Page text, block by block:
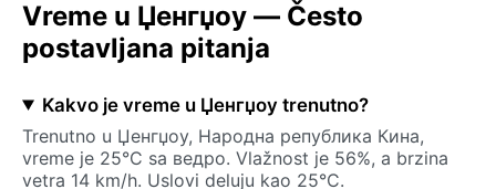
Vreme u Џенгџоу — Često
postavljana pitanja
Kakvo je vreme u Џенгџоу trenutno?
Trenutno u Џенгџоу, Народна република Кина,
vreme je 25°C sa ведро. Vlažnost je 56%, a brzina
vetra 14 km/h. Uslovi deluju kao 25°C.